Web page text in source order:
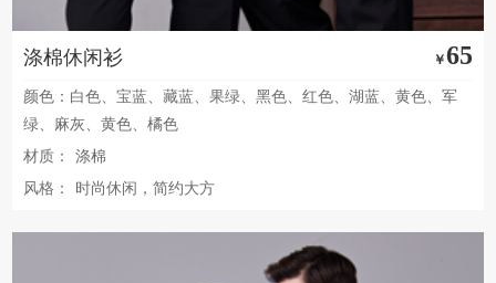
涤棉休闲衫 ￥65
颜色：白色、宝蓝、藏蓝、果绿、黑色、红色、湖蓝、黄色、军
绿、麻灰、黄色、橘色
材质：
涤棉
风格：
时尚休闲，简约大方